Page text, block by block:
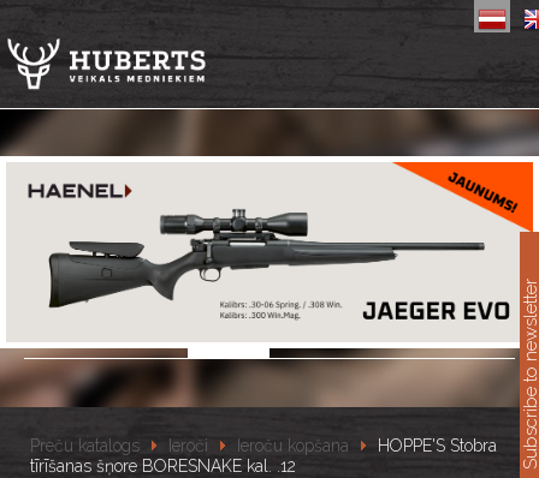
Preču katalogs Ieroči Ieroču kopšana
HOPPE'S Stobra
tīrīšanas šņore BORESNAKE kal. .12
Subscribe